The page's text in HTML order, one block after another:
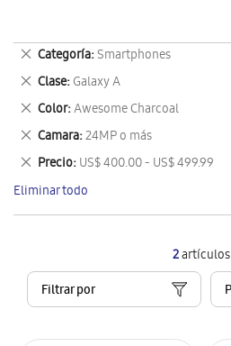
2artículos
Filtrar por
Categoría Smartphones
Eliminar
este
artículo
Clase Galaxy A
Eliminar
este
artículo
Color Awesome Charcoal
Eliminar
este
artículo
Camara 24MP o más
Eliminar
este
artículo
Precio US$ 400.00 - US$ 499.99
Eliminar
este
artículo
Eliminar todo